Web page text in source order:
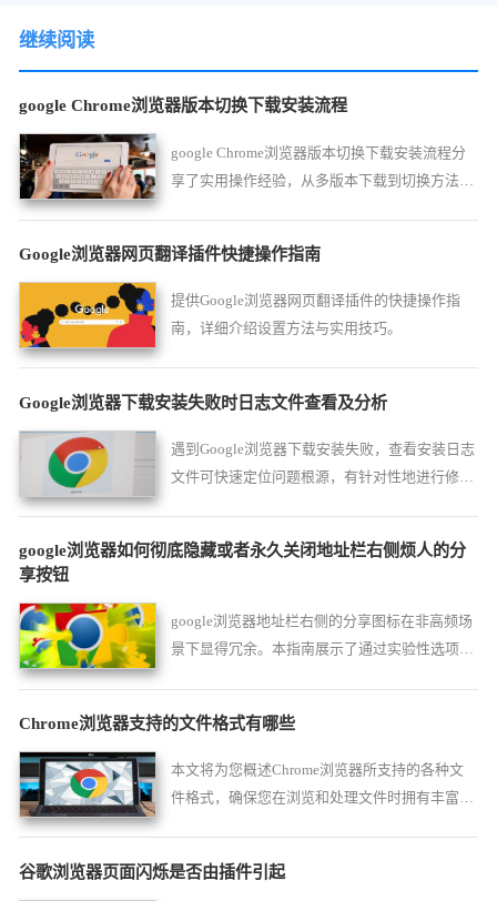
继续阅读
google Chrome浏览器版本切换下载安装流程
google Chrome浏览器版本切换下载安装流程分
享了实用操作经验，从多版本下载到切换方法全
Google浏览器网页翻译插件快捷操作指南
提供Google浏览器网页翻译插件的快捷操作指
南，详细介绍设置方法与实用技巧。
Google浏览器下载安装失败时日志文件查看及分析
遇到Google浏览器下载安装失败，查看安装日志
文件可快速定位问题根源，有针对性地进行修
google浏览器如何彻底隐藏或者永久关闭地址栏右侧烦人的分
享按钮
google浏览器地址栏右侧的分享图标在非高频场
景下显得冗余。本指南展示了通过实验性选项将
Chrome浏览器支持的文件格式有哪些
本文将为您概述Chrome浏览器所支持的各种文
件格式，确保您在浏览和处理文件时拥有丰富的
谷歌浏览器页面闪烁是否由插件引起